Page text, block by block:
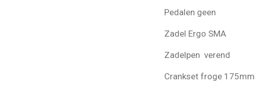
Pedalen geen
Zadel Ergo SMA
Zadelpen verend
Crankset froge 175mm